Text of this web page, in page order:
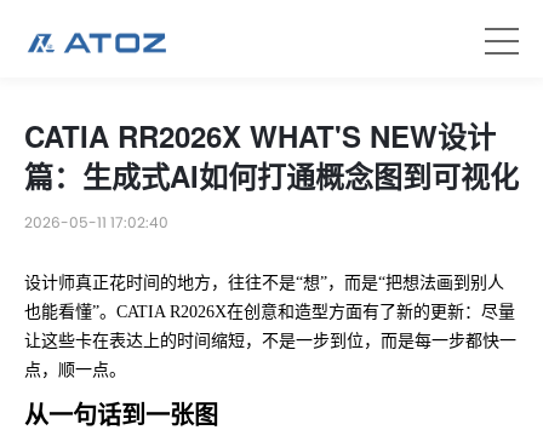
CATIA RR2026X WHAT'S NEW设计
篇：生成式AI如何打通概念图到可视化
2026-05-11 17:02:40
设计师真正花时间的地方，往往不是“想”，而是“把想法画到别人
也能看懂”。CATIA R2026X在创意和造型方面有了新的更新：尽量
让这些卡在表达上的时间缩短，不是一步到位，而是每一步都快一
点，顺一点。
从一句话到一张图